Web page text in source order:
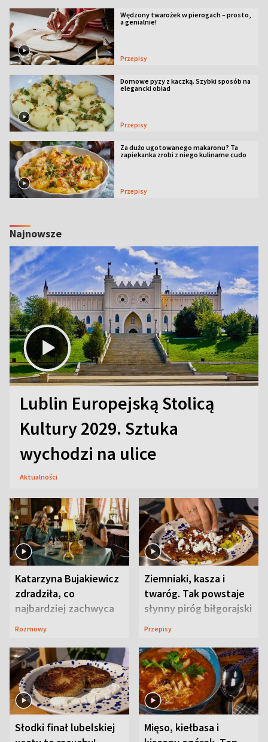
Wędzony twarożek w pierogach – prosto,
a genialnie!
Przepisy
Domowe pyzy z kaczką. Szybki sposób na
elegancki obiad
Przepisy
Za dużo ugotowanego makaronu? Ta
zapiekanka zrobi z niego kulinarne cudo
Przepisy
Najnowsze
Lublin Europejską Stolicą
Kultury 2029. Sztuka
wychodzi na ulice
Aktualności
Katarzyna Bujakiewicz
zdradziła, co
najbardziej zachwyca
ją w Lublinie
Rozmowy
Ziemniaki, kasza i
twaróg. Tak powstaje
słynny piróg biłgorajski
Przepisy
Słodki finał lubelskiej
Mięso, kiełbasa i